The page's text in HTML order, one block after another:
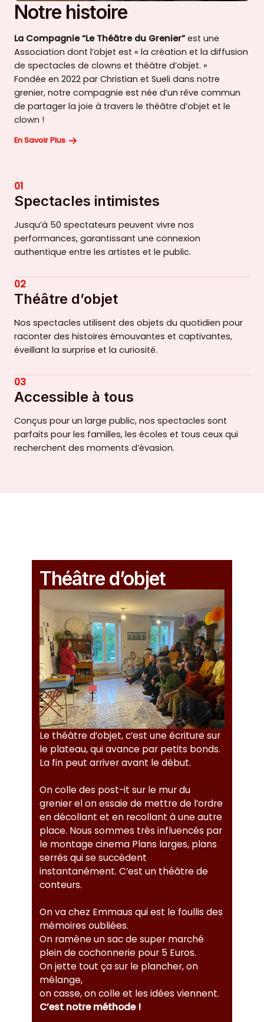
Notre histoire
La Compagnie “Le Théâtre du Grenier”est une
Association dont l’objet est « la création et la diffusion
de spectacles de clowns et théâtre d’objet. »
Fondée en 2022 par Christian et Sueli dans notre
grenier, notre compagnie est née d’un rêve commun
de partager la joie à travers le théâtre d’objet et le
clown !
En Savoir Plus
01
Spectacles intimistes
Jusqu’à 50 spectateurs peuvent vivre nos
performances, garantissant une connexion
authentique entre les artistes et le public.
02
Théâtre d’objet
Nos spectacles utilisent des objets du quotidien pour
raconter des histoires émouvantes et captivantes,
éveillant la surprise et la curiosité.
03
Accessible à tous
Conçus pour un large public, nos spectacles sont
parfaits pour les familles, les écoles et tous ceux qui
recherchent des moments d’évasion.
Théâtre d’objet
Le théâtre d’objet, c’est une écriture sur
le plateau, qui avance par petits bonds.
La fin peut arriver avant le début.
On colle des post-it sur le mur du
grenier el on essaie de mettre de l’ordre
en décollant et en recollant à une autre
place. Nous sommes très influencés par
le montage cinema Plans larges, plans
serrés qui se succèdent
instantanément. C’est un théâtre de
conteurs.
On va chez Emmaus qui est le foullis des
mémoires oubliées.
On ramène un sac de super marché
plein de cochonnerie pour 5 Euros.
On jette tout ça sur le plancher, on
mélange,
on casse, on colle et les idées viennent.
C’est notre méthode !